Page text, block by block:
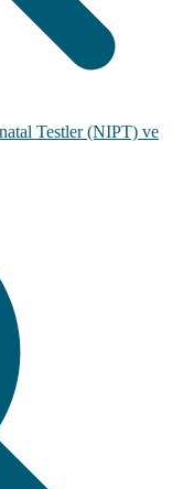
Testler (NIPT) ve